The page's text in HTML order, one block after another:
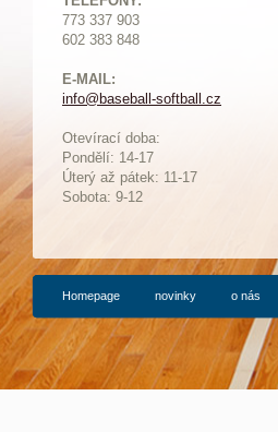
773 337 903
602 383 848
E-MAIL:
info@baseball-softball.cz
Otevírací doba:
Pondělí: 14-17
Úterý až pátek: 11-17
Sobota: 9-12
Homepage novinky o nás